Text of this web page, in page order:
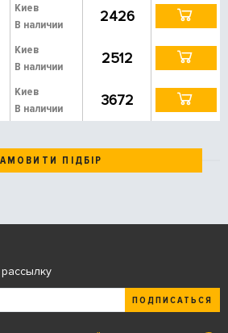
Киев
В наличии
2426
Киев
В наличии
2512
Киев
В наличии
3672
ПІДБІР
ПОДПИСАТЬСЯ